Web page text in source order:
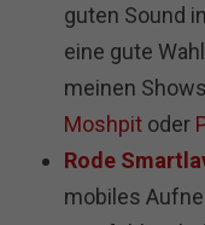
guten Sound
eine gute
meinen
Moshpit oder
Rode
mobiles